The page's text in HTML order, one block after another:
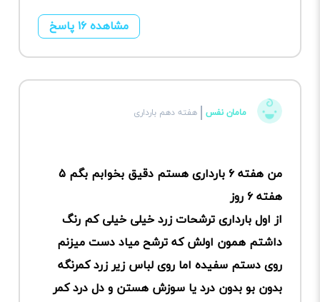
مشاهده ۱۶ پاسخ
مامان نفس هفته دهم بارداری
من هفته ۶ بارداری هستم دقیق بخوابم بگم ۵
هفته ۶ روز
از اول بارداری ترشحات زرد خیلی خیلی کم رنگ
داشتم همون اولش که ترشح میاد دست میزنم
روی دستم سفیده اما روی لباس زیر زرد کمرنگه
بدون بو بدون درد یا سوزش هستن و دل درد کمر